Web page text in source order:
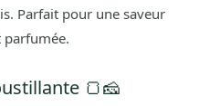
Parfait pour une saveur
parfumée.
🍞🧀